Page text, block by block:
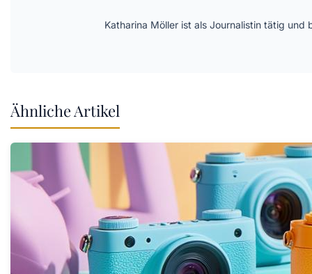
Katharina Möller ist als Journalistin tätig
Ähnliche Artikel